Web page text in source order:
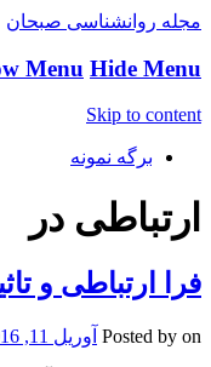
مجله روانشناسی صبحان
Menu Hide Menu
Skip to content
برگه نمونه
ارتباطی در
فرا ارتباطی و
Posted by on آوریل 11, 2016